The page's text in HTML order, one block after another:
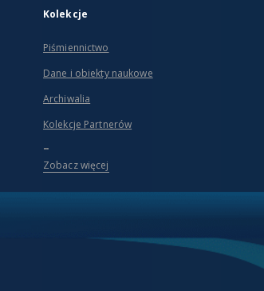
Kolekcje
Piśmiennictwo
Dane i obiekty naukowe
Archiwalia
Kolekcje Partnerów
...
Zobacz więcej